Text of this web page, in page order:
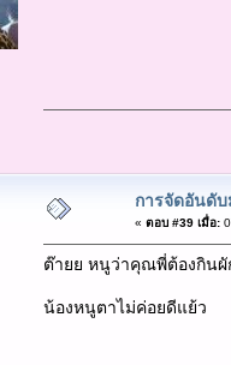
การจัดอันดับ
« ตอบ #39 เมื่อ:
ต๊ายย หนูว่าคุณพี่ต้องกินผั
น้องหนูตาไม่ค่อยดีแย้ว